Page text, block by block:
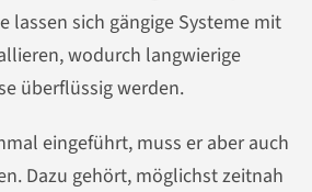
lassen sich gängige Systeme mit
wodurch langwierige
überflüssig werden.
eingeführt, muss er aber auch
Dazu gehört, möglichst zeitnah